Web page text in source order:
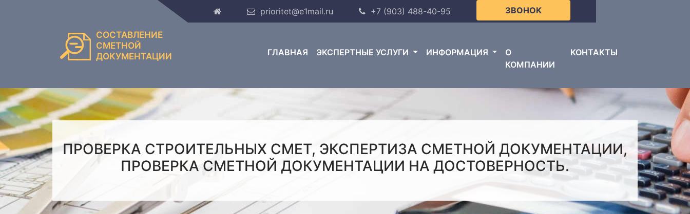
prioritet@e1mail.ru +7 (903) 488-40-95 ЗВОНОК
СОСТАВЛЕНИЕ
СМЕТНОЙ
ДОКУМЕНТАЦИИ
ГЛАВНАЯ ЭКСПЕРТНЫЕ УСЛУГИ ИНФОРМАЦИЯ
О
КОМПАНИИ
КОНТАКТЫ
ПРОВЕРКА СТРОИТЕЛЬНЫХ СМЕТ, ЭКСПЕРТИЗА СМЕТНОЙ ДОКУМЕНТАЦИИ,
ПРОВЕРКА СМЕТНОЙ ДОКУМЕНТАЦИИ НА ДОСТОВЕРНОСТЬ.